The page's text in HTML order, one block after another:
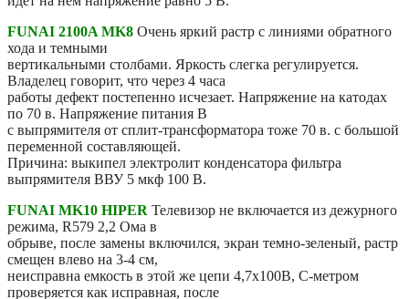
FUNAI 2100A MK8 Очень яркий растр с линиями обратного
хода и темными
вертикальными столбами. Яркость слегка регулируется.
Владелец говорит, что через 4 часа
работы дефект постепенно исчезает. Напряжение на катодах
по 70 в. Напряжение питания В
с выпрямителя от сплит-трансформатора тоже 70 в. с большой
переменной составляющей.
Причина: выкипел электролит конденсатора фильтра
выпрямителя ВВУ 5 мкф 100 В.
FUNAI MK10 HIPER Телевизор не включается из дежурного
режима, R579 2,2 Ома в
обрыве, после замены включился, экран темно-зеленый, растр
смещен влево на 3-4 см,
неисправна емкость в этой же цепи 4,7х100В, С-метром
проверяется как исправная, после